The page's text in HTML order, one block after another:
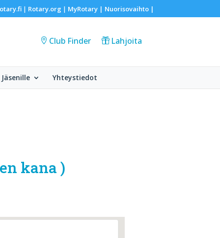
| Rotary.org | MyRotary | Nuorisovaihto|
Club Finder Lahjoita
Jäsenille Yhteystiedot
kana )